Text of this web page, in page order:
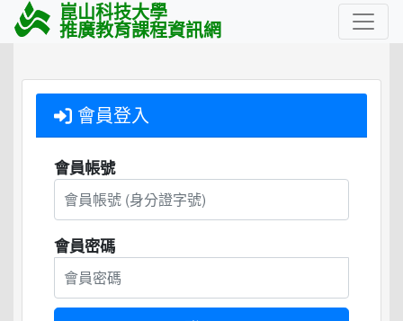
崑山科技大學
推廣教育課程資訊網
會員登入
會員帳號
會員密碼